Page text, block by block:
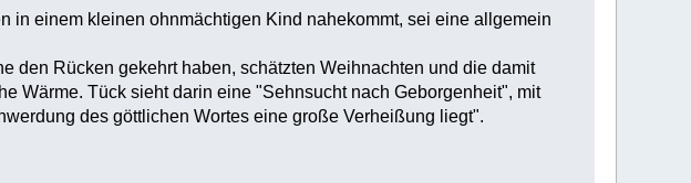
in einem kleinen ohnmächtigen Kind nahekommt, sei eine allgemein
den Rücken gekehrt haben, schätzten Weihnachten und die damit
Wärme. Tück sieht darin eine "Sehnsucht nach Geborgenheit", mit
des göttlichen Wortes eine große Verheißung liegt".